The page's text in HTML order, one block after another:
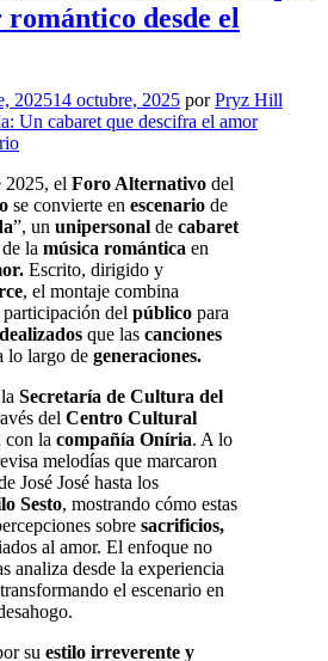
desde el
202514 octubre, 2025 porPryz Hill
2025, el Foro Alternativo del
se convierte en escenario de
”, un unipersonal de cabaret
de la música romántica en
Escrito, dirigido y
, el montaje combina
del público para
que las canciones
lo largo de generaciones.
Secretaría de Cultura del
del Centro Cultural
con la compañía Oníria. A lo
melodías que marcaron
José José hasta los
Sesto, mostrando cómo estas
sobre sacrificios,
al amor. El enfoque no
analiza desde la experiencia
el escenario en
su estilo irreverente y